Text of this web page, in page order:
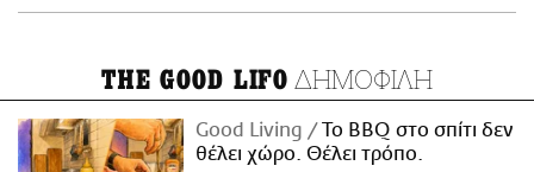
THE GOOD LIFO ΔΗΜΟΦΙΛΗ
Good Living
Το BBQ στο σπίτι δεν
θέλει χώρο. Θέλει τρόπο.